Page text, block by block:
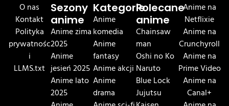
O nas
Kontakt
Polityka
prywatnośc
i
LLMS.txt
Sezony
anime
Anime zima
2025
Anime
jesień 2025
Anime lato
2025
Kategorie
Anime
komedia
Anime
fantasy
Anime akcji
Anime
drama
Polecane
anime
Chainsaw
man
Oshi no Ko
Naruto
Blue Lock
Jujutsu
Anime na
Netflixie
Anime na
Crunchyroll
Anime na
Prime Video
Anime na
Canal+